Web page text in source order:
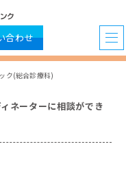
合わせ
ク(総合診療科)
ネーターに相談ができ